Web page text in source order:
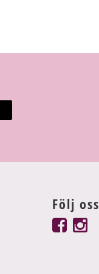
Följ oss